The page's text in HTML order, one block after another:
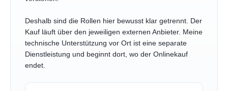
Deshalb sind die Rollen hier bewusst klar getrennt. Der
Kauf läuft über den jeweiligen externen Anbieter. Meine
technische Unterstützung vor Ort ist eine separate
Dienstleistung und beginnt dort, wo der Onlinekauf
endet.